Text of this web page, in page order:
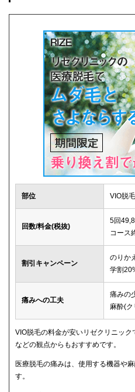
部位 VIO脱毛
回数/料金(税抜)
5回
コース
割引キャンペーン
のりか
学割
痛みへの工夫
痛みの
麻酔(ク
VIO脱毛の料金が安いリゼクリニッ
などの観点からもおすすめです。
医療脱毛の痛みは、使用する機器や
す。